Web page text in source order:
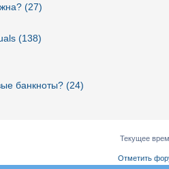
(27)
(138)
банкноты? (24)
Текущее
Отметить